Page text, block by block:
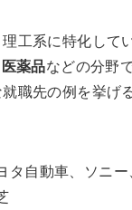
工系に特化して
薬品などの分野
職先の例を挙げ
タ自動車、ソニー